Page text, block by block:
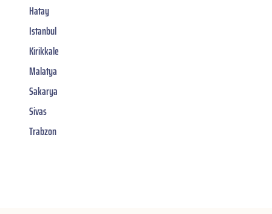
Hatay
Istanbul
Kirikkale
Malatya
Sakarya
Sivas
Trabzon